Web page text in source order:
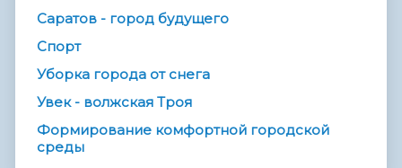
Саратов - город будущего
Спорт
Уборка города от снега
Увек - волжская Троя
Формирование комфортной городской
среды